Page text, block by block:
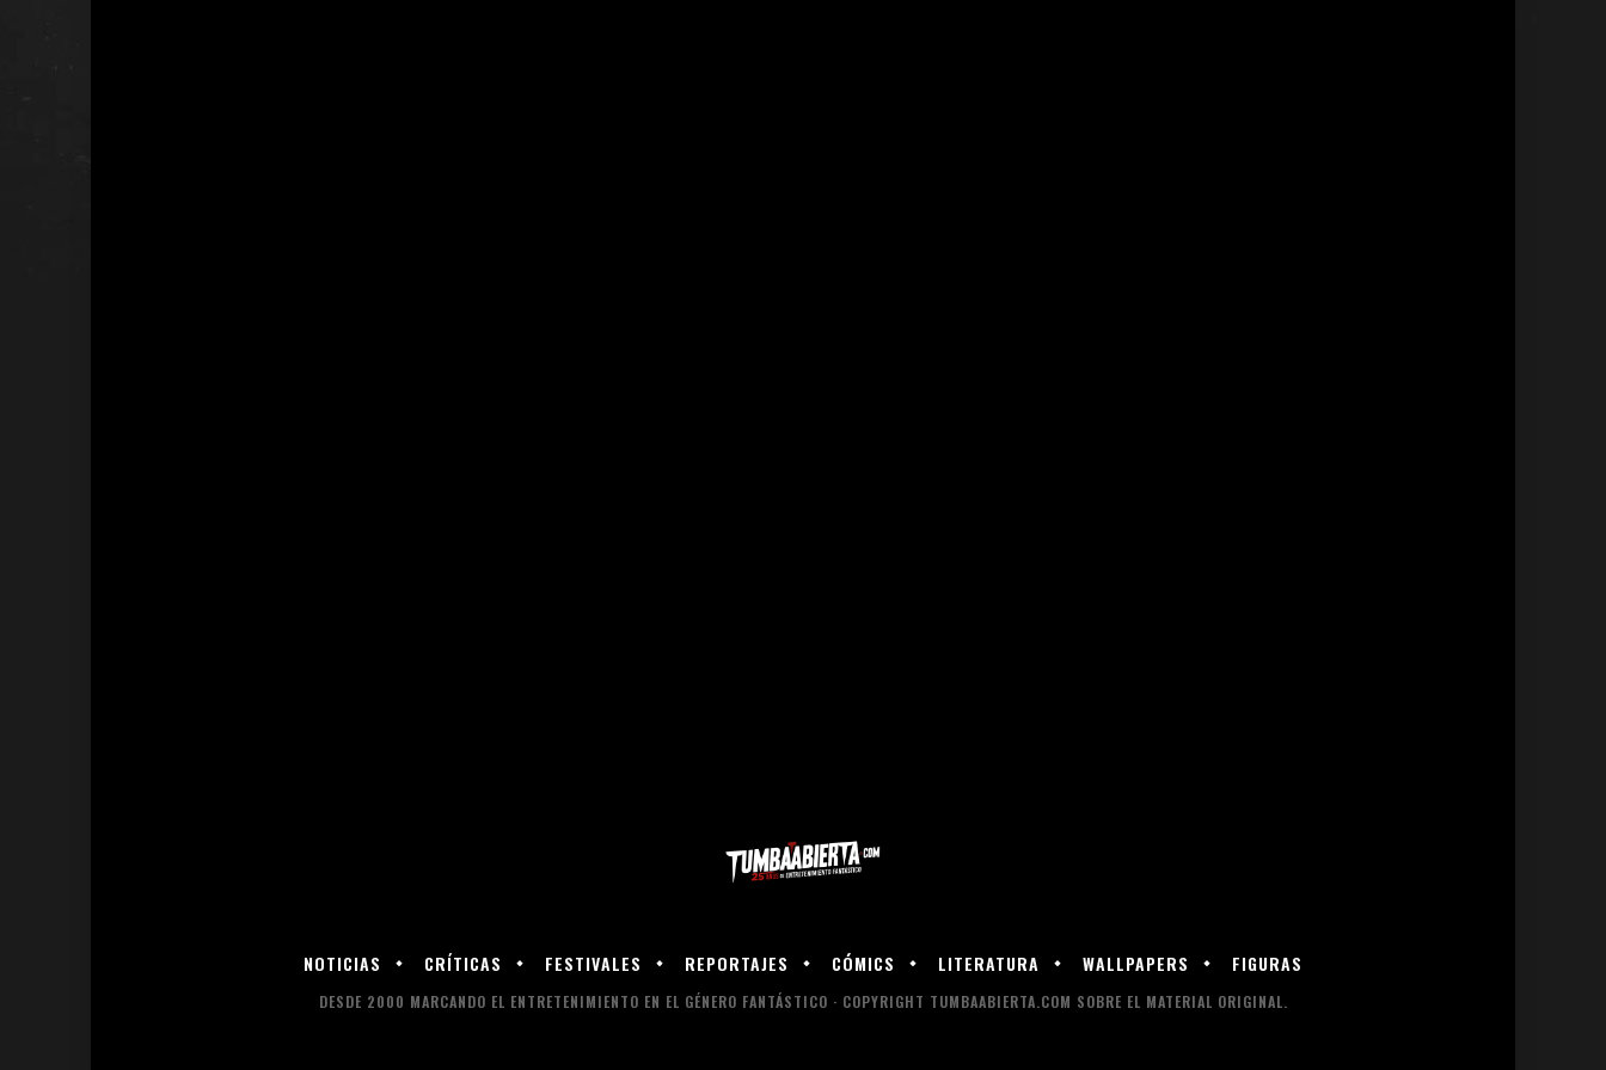
NOTICIAS CRÍTICAS FESTIVALES REPORTAJES CÓMICS LITERATURA WALLPAPERS FIGURAS
DESDE 2000 MARCANDO EL ENTRETENIMIENTO EN EL GÉNERO FANTÁSTICO · COPYRIGHT TUMBAABIERTA.COM SOBRE EL MATERIAL ORIGINAL.